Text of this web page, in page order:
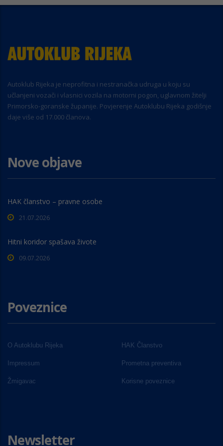
Autoklub Rijeka je neprofitna i nestranačka udruga u koju su
učlanjeni vozači i vlasnici vozila na motorni pogon, uglavnom žitelji
Primorsko-goranske županije. Povjerenje Autoklubu Rijeka godišnje
daje više od 17.000 članova.
Nove objave
HAK članstvo – pravne osobe
21.07.2026
Hitni koridor spašava živote
09.07.2026
Poveznice
O Autoklubu Rijeka HAK Članstvo
Impressum Prometna preventiva
Žmigavac Korisne poveznice
Newsletter